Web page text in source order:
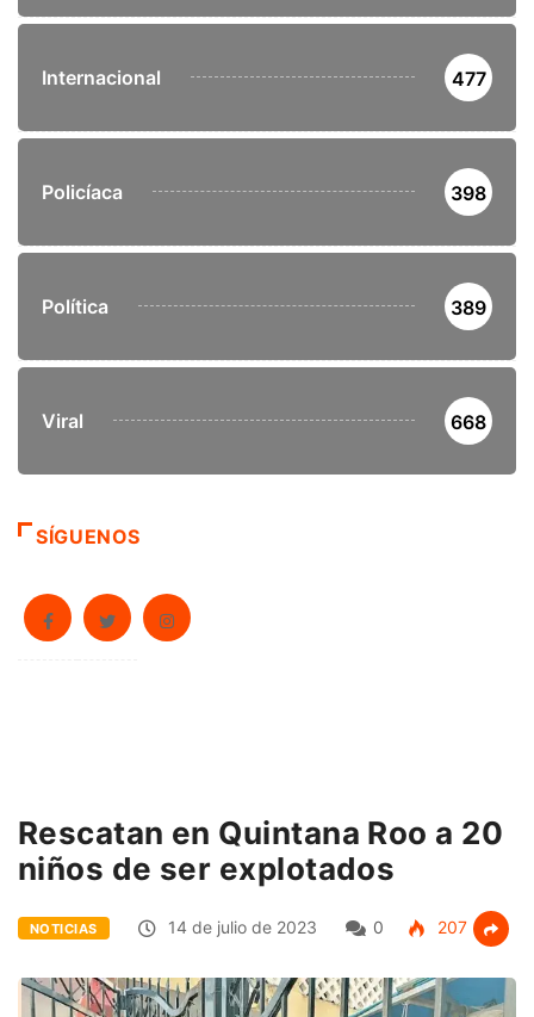
Internacional 477
Policíaca 398
Política 389
Viral 668
SÍGUENOS
Rescatan en Quintana Roo a 20
niños de ser explotados
NOTICIAS 14 de julio de 2023 0 207